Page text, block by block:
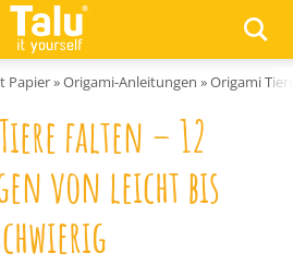
Papier»Origami-Anleitungen »Origami
falten – 12
von leicht bis